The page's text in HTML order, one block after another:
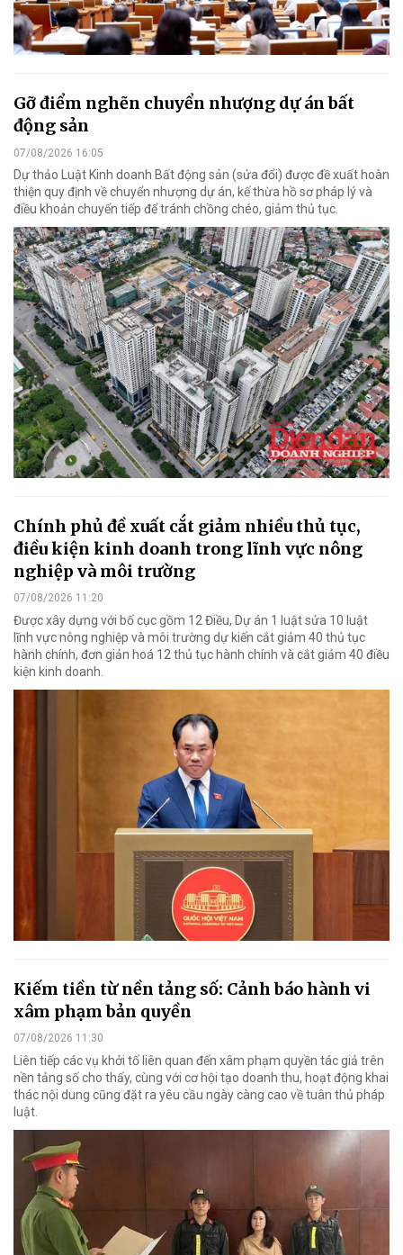
Gỡ điểm nghẽn chuyển nhượng dự án bất
động sản
07/08/2026 16:05
Dự thảo Luật Kinh doanh Bất động sản (sửa đổi) được đề xuất hoàn
thiện quy định về chuyển nhượng dự án, kế thừa hồ sơ pháp lý và
điều khoản chuyển tiếp để tránh chồng chéo, giảm thủ tục.
Chính phủ đề xuất cắt giảm nhiều thủ tục,
điều kiện kinh doanh trong lĩnh vực nông
nghiệp và môi trường
07/08/2026 11:20
Được xây dựng với bố cục gồm 12 Điều, Dự án 1 luật sửa 10 luật
lĩnh vực nông nghiệp và môi trường dự kiến cắt giảm 40 thủ tục
hành chính, đơn giản hoá 12 thủ tục hành chính và cắt giảm 40 điều
kiện kinh doanh.
Kiếm tiền từ nền tảng số: Cảnh báo hành vi
xâm phạm bản quyền
07/08/2026 11:30
Liên tiếp các vụ khởi tố liên quan đến xâm phạm quyền tác giả trên
nền tảng số cho thấy, cùng với cơ hội tạo doanh thu, hoạt động khai
thác nội dung cũng đặt ra yêu cầu ngày càng cao về tuân thủ pháp
luật.